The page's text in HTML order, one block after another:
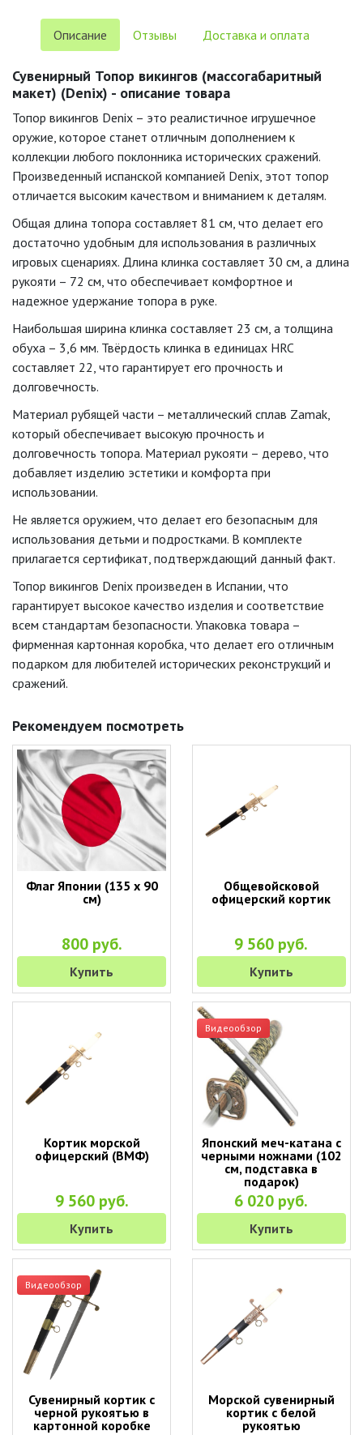
Описание Отзывы Доставка и оплата
Сувенирный Топор викингов (массогабаритный
макет) (Denix) - описание товара
Топор викингов Denix – это реалистичное игрушечное
оружие, которое станет отличным дополнением к
коллекции любого поклонника исторических сражений.
Произведенный испанской компанией Denix, этот топор
отличается высоким качеством и вниманием к деталям.
Общая длина топора составляет 81 см, что делает его
достаточно удобным для использования в различных
игровых сценариях. Длина клинка составляет 30 см, а длина
рукояти – 72 см, что обеспечивает комфортное и
надежное удержание топора в руке.
Наибольшая ширина клинка составляет 23 см, а толщина
обуха – 3,6 мм. Твёрдость клинка в единицах HRC
составляет 22, что гарантирует его прочность и
долговечность.
Материал рубящей части – металлический сплав Zamak,
который обеспечивает высокую прочность и
долговечность топора. Материал рукояти – дерево, что
добавляет изделию эстетики и комфорта при
использовании.
Не является оружием, что делает его безопасным для
использования детьми и подростками. В комплекте
прилагается сертификат, подтверждающий данный факт.
Топор викингов Denix произведен в Испании, что
гарантирует высокое качество изделия и соответствие
всем стандартам безопасности. Упаковка товара –
фирменная картонная коробка, что делает его отличным
подарком для любителей исторических реконструкций и
сражений.
Рекомендуем посмотреть
Флаг Японии (135 х 90
см)
800 руб.
Купить
Общевойсковой
офицерский кортик
9 560 руб.
Купить
Кортик морской
офицерский (ВМФ)
9 560 руб.
Купить
Видеообзор
Японский меч-катана с
черными ножнами (102
см, подставка в
подарок)
6 020 руб.
Купить
Видеообзор
Сувенирный кортик с
черной рукоятью в
картонной коробке
Морской сувенирный
кортик с белой
рукоятью